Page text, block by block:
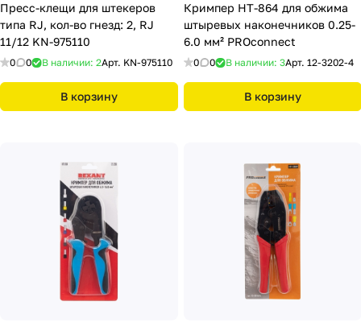
Пресс-клещи для штекеров
типа RJ, кол-во гнезд: 2, RJ
11/12 KN-975110
0 0 В наличии: 2Арт. KN-975110
В корзину
Кримпер HT-864 для обжима
штыревых наконечников 0.25-
6.0 мм² PROconnect
0 0 В наличии: 3Арт. 12-3202-4
В корзину